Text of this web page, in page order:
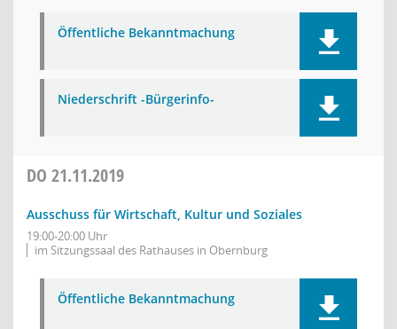
Öffentliche Bekanntmachung
Niederschrift -Bürgerinfo-
DO 21.11.2019
Ausschuss für Wirtschaft, Kultur und Soziales
19:00-20:00 Uhr
im Sitzungssaal des Rathauses in Obernburg
Öffentliche Bekanntmachung